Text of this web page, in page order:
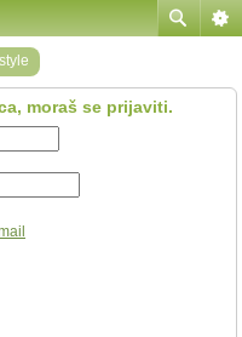
moraš se prijaviti.